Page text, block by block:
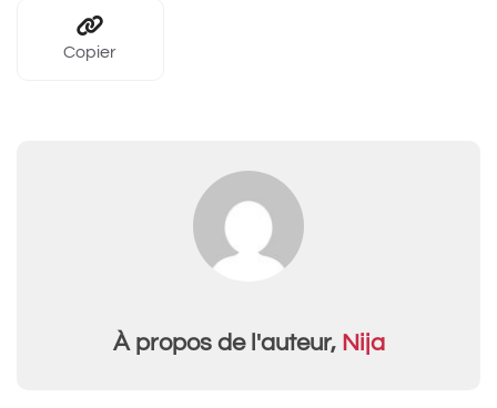
Copier
À propos de l'auteur, Nija